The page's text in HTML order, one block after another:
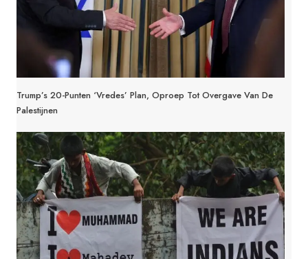
Trump’s 20-Punten ‘Vredes’ Plan, Oproep Tot Overgave Van De
Palestijnen